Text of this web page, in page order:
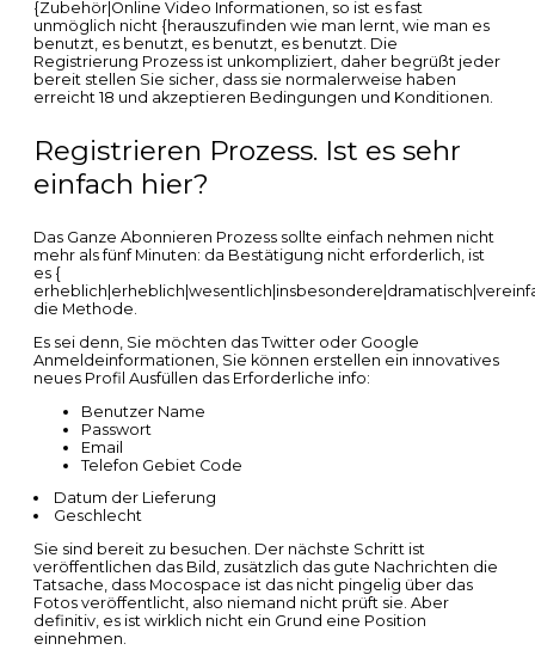
{Zubehör|Online Video Informationen, so ist es fast
unmöglich nicht {herauszufinden wie man lernt, wie man es
benutzt, es benutzt, es benutzt, es benutzt. Die
Registrierung Prozess ist unkompliziert, daher begrüßt jeder
bereit stellen Sie sicher, dass sie normalerweise haben
erreicht 18 und akzeptieren Bedingungen und Konditionen.
Registrieren Prozess. Ist es sehr
einfach hier?
Das Ganze Abonnieren Prozess sollte einfach nehmen nicht
mehr als fünf Minuten: da Bestätigung nicht erforderlich, ist
es {
die Methode.
Es sei denn, Sie möchten das Twitter oder Google
Anmeldeinformationen, Sie können erstellen ein innovatives
neues Profil Ausfüllen das Erforderliche info:
Benutzer Name
Passwort
Email
Telefon Gebiet Code
Datum der Lieferung
Geschlecht
Sie sind bereit zu besuchen. Der nächste Schritt ist
veröffentlichen das Bild, zusätzlich das gute Nachrichten die
Tatsache, dass Mocospace ist das nicht pingelig über das
Fotos veröffentlicht, also niemand nicht prüft sie. Aber
definitiv, es ist wirklich nicht ein Grund eine Position
einnehmen.